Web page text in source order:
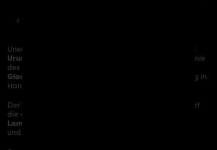
Unser
Lamborghini
Urus
mehr Dynamik und akzentuiert die sportliche Linie
des Fahrzeugs. Das Material besteht aus einem
Glasfaser- / Kunststoffverbund
und wird aufwändig in
Handarbeit laminiert und anschließend bearbeitet.
Der
ersetzt
die originale
Lamborghini Urus
und einen gewissen Hauch von Rennsport-Flair.